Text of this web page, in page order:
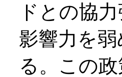
ドとの協
影響力を
る。この